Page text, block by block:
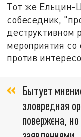
Тот же Ельцин-
собеседник,
деструктивном
мероприятия
против
Бытует
зловредная
повержена,